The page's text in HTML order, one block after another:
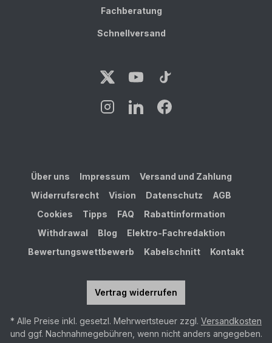
Fachberatung
Schnellversand
Über uns Impressum
Versand und Zahlung
Widerrufsrecht
Vision Datenschutz
AGB
Cookies
Tipps FAQ
Rabattinformation
Withdrawal
Blog
Elektro-Fachredaktion
Bewertungswettbewerb
Kabelschnitt Kontakt
Vertrag widerrufen
* Alle Preise inkl. gesetzl. Mehrwertsteuer zzgl. Versandkosten
und ggf. Nachnahmegebühren, wenn nicht anders angegeben.